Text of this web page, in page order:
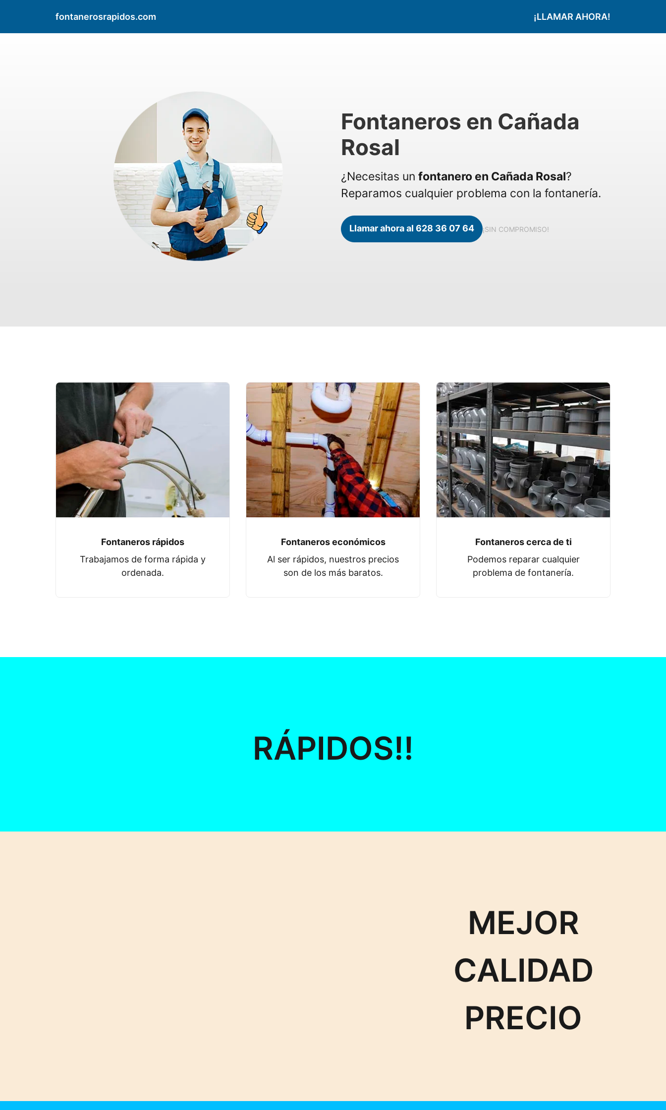
fontanerosrapidos.com ¡LLAMAR AHORA!
Fontaneros en Cañada
Rosal
¿Necesitas un fontanero en Cañada Rosal?
Reparamos cualquier problema con la fontanería.
Llamar ahora al 628 36 07 64 ¡SIN COMPROMISO!
Fontaneros rápidos
Trabajamos de forma rápida y
ordenada.
Fontaneros económicos
Al ser rápidos, nuestros precios
son de los más baratos.
Fontaneros cerca de ti
Podemos reparar cualquier
problema de fontanería.
RÁPIDOS!!
MEJOR
CALIDAD
PRECIO